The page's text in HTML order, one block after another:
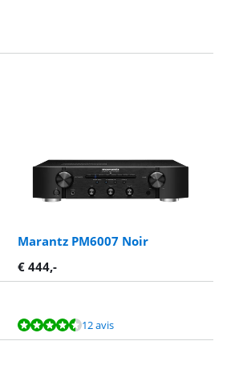
Marantz PM6007 Noir
€ 444,-
12 avis